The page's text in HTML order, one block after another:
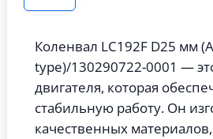
Коленвал LC192F D25 мм (A
type)/130290722-0001 —
двигателя, которая
стабильную работу. Он
качественных